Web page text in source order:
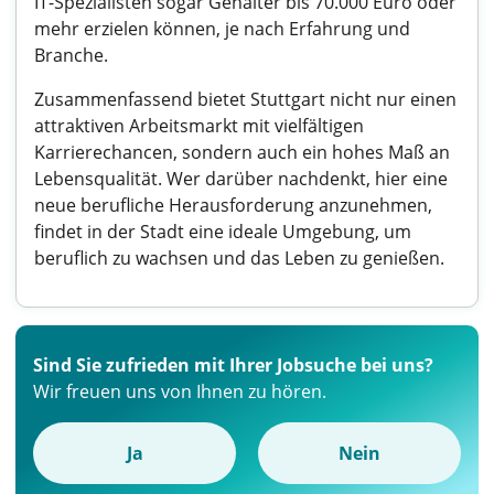
mehr erzielen können, je nach Erfahrung und
Branche.
Zusammenfassend bietet Stuttgart nicht nur einen
attraktiven Arbeitsmarkt mit vielfältigen
Karrierechancen, sondern auch ein hohes Maß an
Lebensqualität. Wer darüber nachdenkt, hier eine
neue berufliche Herausforderung anzunehmen,
findet in der Stadt eine ideale Umgebung, um
beruflich zu wachsen und das Leben zu genießen.
Sind Sie zufrieden mit Ihrer Jobsuche bei uns?
Wir freuen uns von Ihnen zu hören.
Ja Nein